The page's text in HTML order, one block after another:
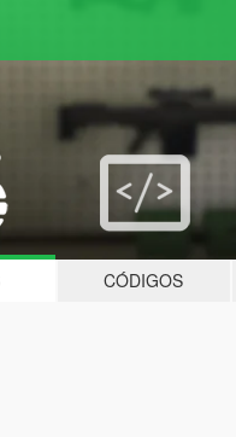
CÓDIGOS